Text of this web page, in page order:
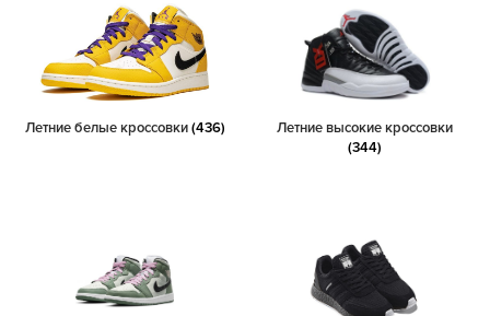
Летние белые кроссовки(436)
Летние высокие кроссовки
(344)